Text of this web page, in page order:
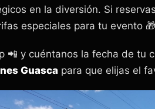
en la diversión. Si
especiales para tu evento
📲 y cuéntanos la fecha de tu
Guasca para que elijas el